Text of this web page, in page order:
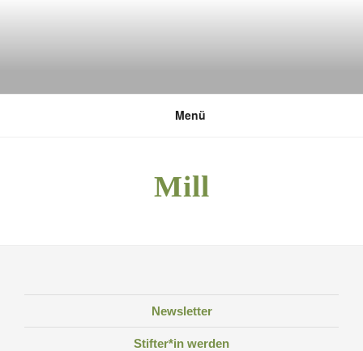
DEUTSCHE UMWELTSTIFTUNG
Menü
Mill
Newsletter
Stifter*in werden